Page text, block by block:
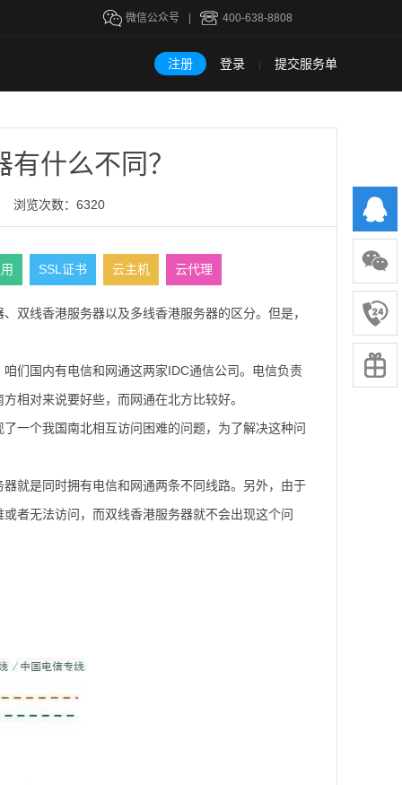
400-638-8808
微信公众号
注册 登录 | 提交服务单
什么不同？
浏览次数：6320
SSL证书 云主机 云代理
双线香港服务器以及多线香港服务器的区分。但是，
们国内有电信和网通这两家IDC通信公司。电信负责
相对来说要好些，而网通在北方比较好。
一个我国南北相互访问困难的问题，为了解决这种问
就是同时拥有电信和网通两条不同线路。另外，由于
者无法访问，而双线香港服务器就不会出现这个问